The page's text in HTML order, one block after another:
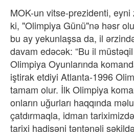
MOK-un vitse-prezidenti,
ki, "Olimpiya Günü"nə həsr
bu ay yekunlaşsa da, il
davam edəcək: “Bu il
Olimpiya Oyunlarında
iştirak etdiyi Atlanta-1996
tamam olur. İlk Olimpiya
onların uğurları haqqında
çatdırmaqla, idman
tarixi hadisəni təntənəli